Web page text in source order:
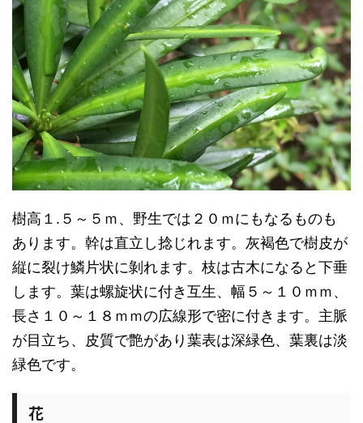
樹高１.５～５ｍ、野生では２０ｍにもなるものも
あります。幹は直立し捻じれます。灰褐色で樹皮が
縦に裂け鱗片状に剝れます。枝は古木になると下垂
します。葉は螺旋状に付き互生、幅５～１０ｍｍ、
長さ１０～１８ｍｍの広線形で密に付きます。主脈
が目立ち、皮質で艶があり葉表は深緑色、葉裏は淡
緑色です。
花